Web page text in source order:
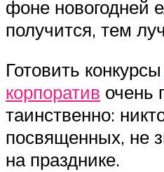
фоне новогодней
получится, тем
Готовить конкурсы
корпоратив очень
таинственно:
посвященных, не
на празднике.